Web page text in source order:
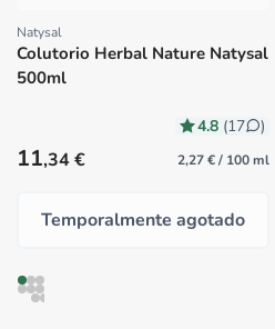
Proveedor:
Natysal
Colutorio Herbal Nature Natysal
500ml
4.8 (17 )
Precio habitual
11,34 € 2,27 € / 100 ml
Temporalmente agotado